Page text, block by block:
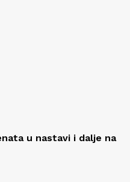
u nastavi i dalje na